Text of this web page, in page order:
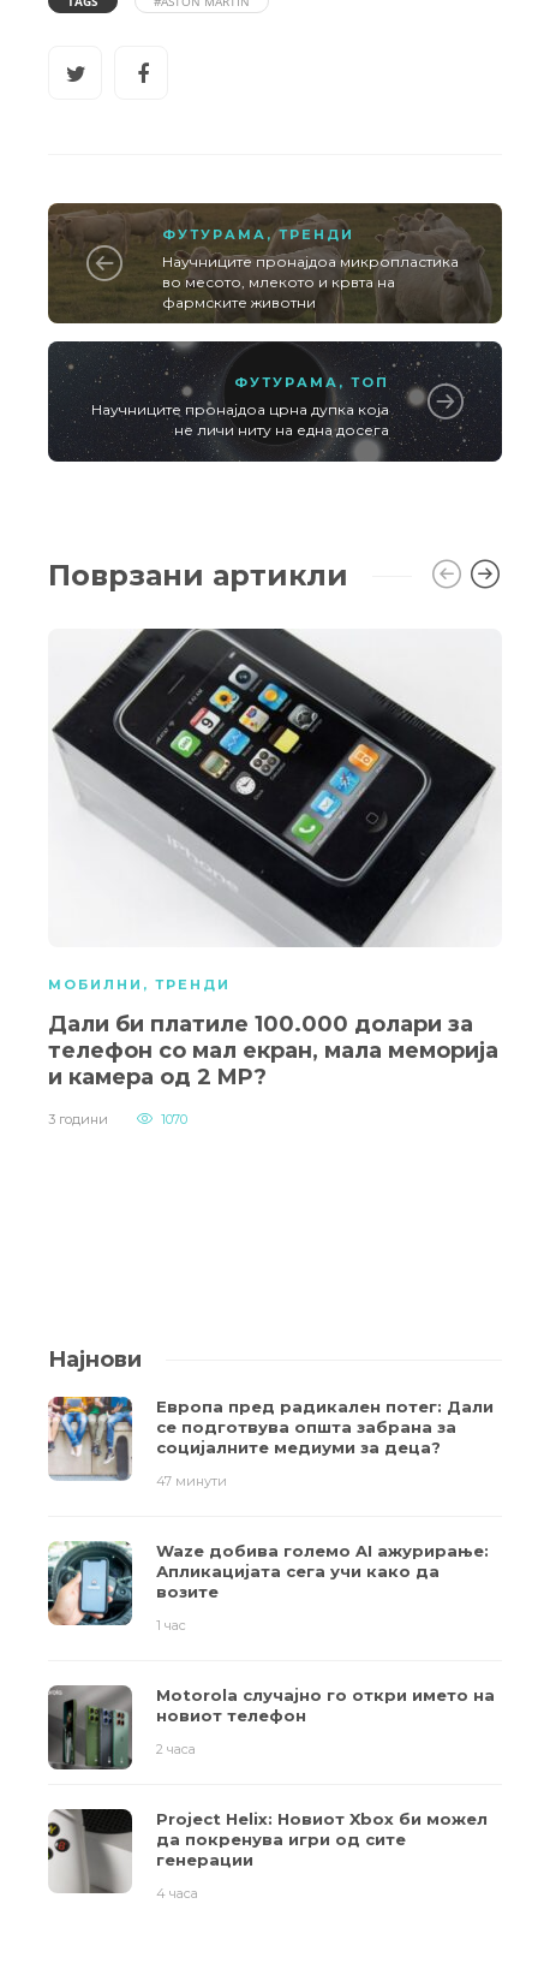
ФУТУРАМА ,ТРЕНДИ
Научниците пронајдоа микропластика
во месото, млекото и крвта на
фармските животни
ФУТУРАМА , ТОП
Научниците пронајдоа црна дупка која
не личи ниту на една досега
Поврзани артикли
МОБИЛНИ , ТРЕНДИ
Дали би платиле 100.000 долари за
телефон со мал екран, мала меморија
и камера од 2 MP?
3 години 1070
Најнови
Европа пред радикален потег: Дали
се подготвува општа забрана за
социјалните медиуми за деца?
47 минути
Waze добива големо AI ажурирање:
Апликацијата сега учи како да
возите
1 час
Motorola случајно го откри името на
новиот телефон
2 часа
Project Helix: Новиот Xbox би можел
да покренува игри од сите
генерации
4 часа